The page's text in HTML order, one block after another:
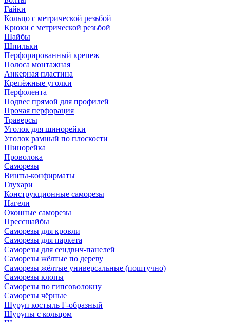
Гайки
Кольцо с метрической резьбой
Крюки с метрической резьбой
Шайбы
Шпильки
Перфорированный крепеж
Полоса монтажная
Анкерная пластина
Крепёжные уголки
Перфолента
Подвес прямой для профилей
Прочая перфорация
Траверсы
Уголок для шинорейки
Уголок рамный по плоскости
Шинорейка
Проволока
Саморезы
Винты-конфирматы
Глухари
Конструкционные саморезы
Нагели
Оконные саморезы
Прессшайбы
Саморезы для кровли
Саморезы для паркета
Саморезы для сендвич-панелей
Саморезы жёлтые по дереву
Саморезы жёлтые универсальные (поштучно)
Саморезы клопы
Саморезы по гипсоволокну
Саморезы чёрные
Шуруп костыль Г-образный
Шурупы с кольцом